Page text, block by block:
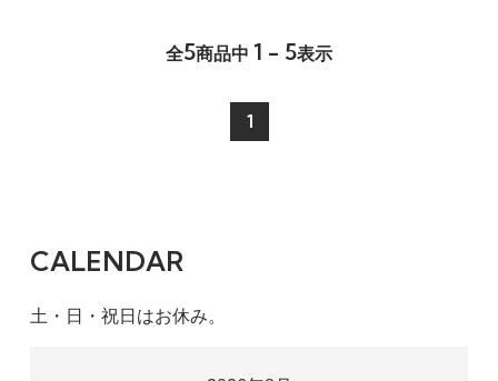
全5商品中 1 - 5表示
1
CALENDAR
土・日・祝日はお休み。